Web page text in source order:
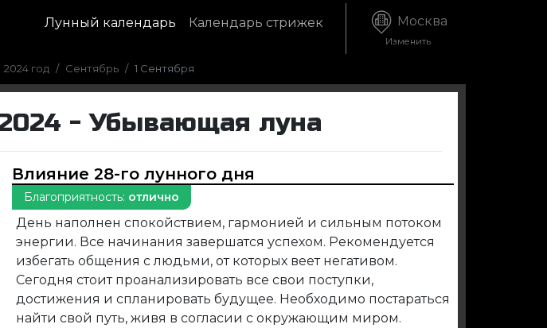
Лунный календарь Календарь стрижек Москва
Изменить
2024 год Сентябрь 1 Сентября
- Убывающая луна
Влияние 28-го лунного дня
Благоприятность: отлично
День наполнен спокойствием, гармонией и сильным потоком
энергии. Все начинания завершатся успехом. Рекомендуется
избегать общения с людьми, от которых веет негативом.
Сегодня стоит проанализировать все свои поступки,
достижения и спланировать будущее. Необходимо постараться
найти свой путь, живя в согласии с окружающим миром.